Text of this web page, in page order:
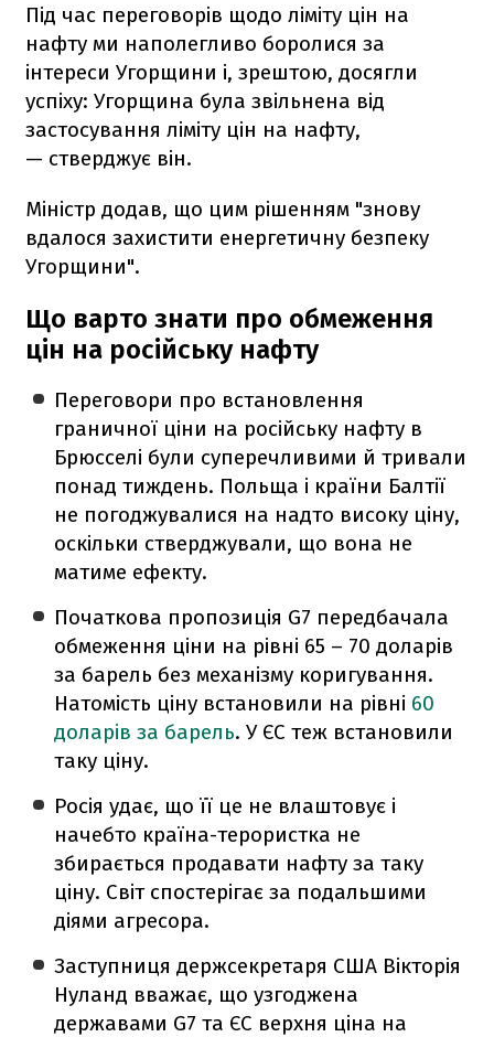
Під час переговорів щодо ліміту цін на
нафту ми наполегливо боролися за
інтереси Угорщини і, зрештою, досягли
успіху: Угорщина була звільнена від
застосування ліміту цін на нафту,
— стверджує він.
Міністр додав, що цим рішенням "знову
вдалося захистити енергетичну безпеку
Угорщини".
Що варто знати про обмеження
цін на російську нафту
Переговори про встановлення
граничної ціни на російську нафту в
Брюсселі були суперечливими й тривали
понад тиждень. Польща і країни Балтії
не погоджувалися на надто високу ціну,
оскільки стверджували, що вона не
матиме ефекту.
Початкова пропозиція G7 передбачала
обмеження ціни на рівні 65 – 70 доларів
за барель без механізму коригування.
Натомість ціну встановили на рівні 60
доларів за барель. У ЄС теж встановили
таку ціну.
Росія удає, що її це не влаштовує і
начебто країна-терористка не
збирається продавати нафту за таку
ціну. Світ спостерігає за подальшими
діями агресора.
Заступниця держсекретаря США Вікторія
Нуланд вважає, що узгоджена
державами G7 та ЄС верхня ціна на